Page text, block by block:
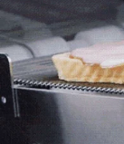
Küresel web